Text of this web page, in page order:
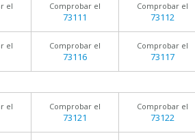
el Comprobar el
73111
Comprobar el
73112
el Comprobar el
73116
Comprobar el
73117
el Comprobar el
73121
Comprobar el
73122